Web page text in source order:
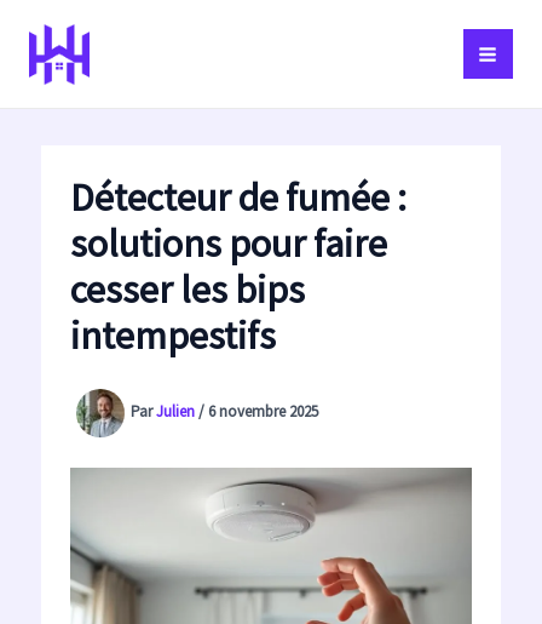
contenu
Détecteur de fumée :
solutions pour faire
cesser les bips
intempestifs
ParJulien/ 6 novembre 2025